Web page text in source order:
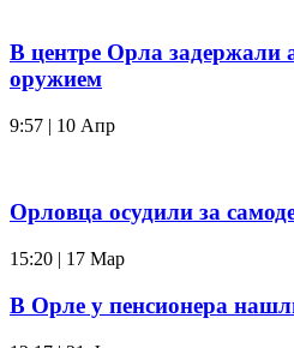
В центре Орла задержали
оружием
9:57 | 10 Апр
Орловца осудили за
15:20 | 17 Мар
В Орле у пенсионера